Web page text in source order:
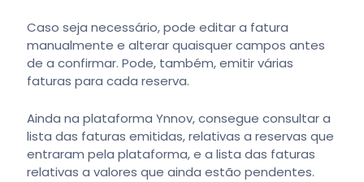
Caso seja necessário, pode editar a fatura
manualmente e alterar quaisquer campos antes
de a confirmar. Pode, também, emitir várias
faturas para cada reserva.
Ainda na plataforma Ynnov, consegue consultar a
lista das faturas emitidas, relativas a reservas que
entraram pela plataforma, e a lista das faturas
relativas a valores que ainda estão pendentes.